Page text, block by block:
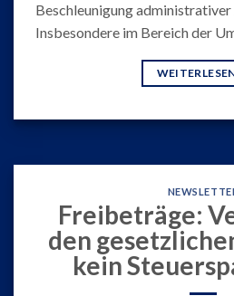
Beschleunigung
Insbesondere im Bereich der
Freibeträge:
den
kein